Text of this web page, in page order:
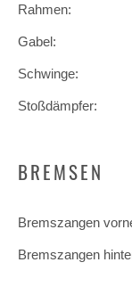
Rahmen:
Gabel:
Schwinge:
Stoßdämpfer:
BREMSEN
Bremszangen
Bremszangen